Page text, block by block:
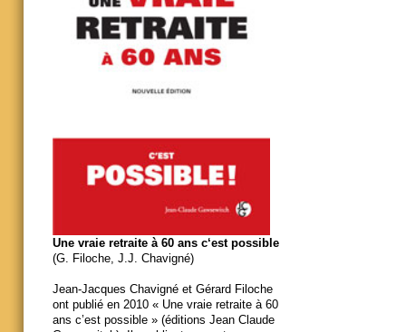
Une vraie retraite à 60 ans c‘est possible
(G. Filoche, J.J. Chavigné)
Jean-Jacques Chavigné et Gérard Filoche
ont publié en 2010 « Une vraie retraite à 60
ans c’est possible » (éditions Jean Claude